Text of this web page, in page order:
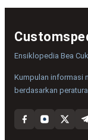
Ensiklopedia Bea
Kumpulan informasi
berdasarkan